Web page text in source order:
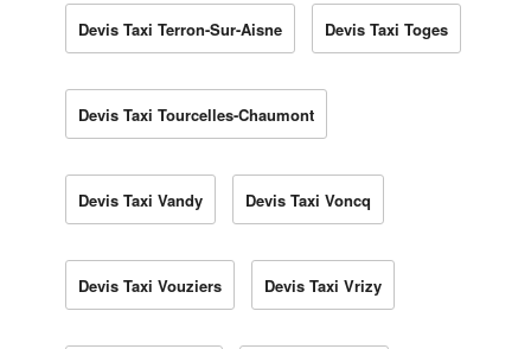
Devis Taxi Terron-Sur-Aisne Devis Taxi Toges
Devis Taxi Tourcelles-Chaumont
Devis Taxi Vandy Devis Taxi Voncq
Devis Taxi Vouziers Devis Taxi Vrizy